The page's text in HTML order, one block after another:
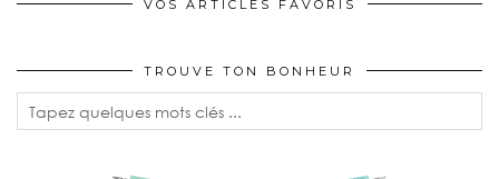
VOS ARTICLES FAVORIS
TROUVE TON BONHEUR